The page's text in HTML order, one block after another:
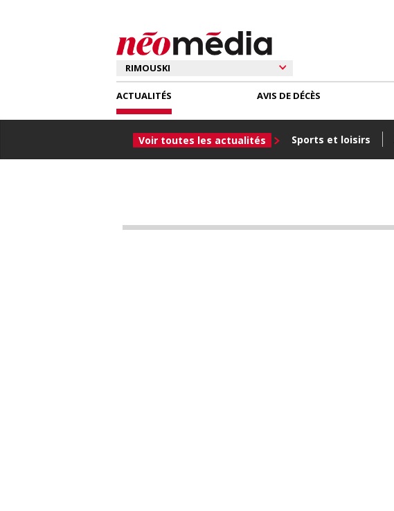
ACTUALITÉS
Voir toutes les actualités Sports et loisirs
AVIS DE DÉCÈS